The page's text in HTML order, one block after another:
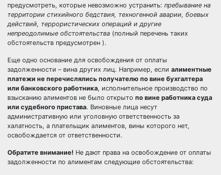
предусмотреть, которые невозможно устранить: пребывание на
территории стихийного бедствия, техногенной аварии, боевых
действий, террористических операций и другие
непреодолимые обстоятельства (полный перечень таких
обстоятельств предусмотрен ).
Еще одно основание для освобождения от оплаты
задолженности – вина других лиц. Например, если алиментные
платежи не перечислялись получателю по вине бухгалтера
или банковского работника, исполнительное производство по
взысканию алиментов не было открыто по вине работника суда
или судебного пристава. Виновные лица несут
административную или уголовную ответственность за
халатность, а плательщик алиментов, вины которого нет,
освобождается от ответственности.
Обратите внимание! Не дают права на освобождение от оплаты
задолженности по алиментам следующие обстоятельства: